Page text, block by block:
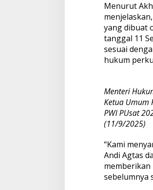
Menurut
yang dibuat
tanggal 11
sesuai
hukum
Menteri
Ketua Umum
PWI PUsat
(11/9/2025)
“Kami
Andi Agtas
memberikan
sebelumnya